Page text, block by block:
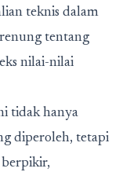
teknis dalam
tentang
nilai-nilai
tidak hanya
diperoleh, tetapi
berpikir,